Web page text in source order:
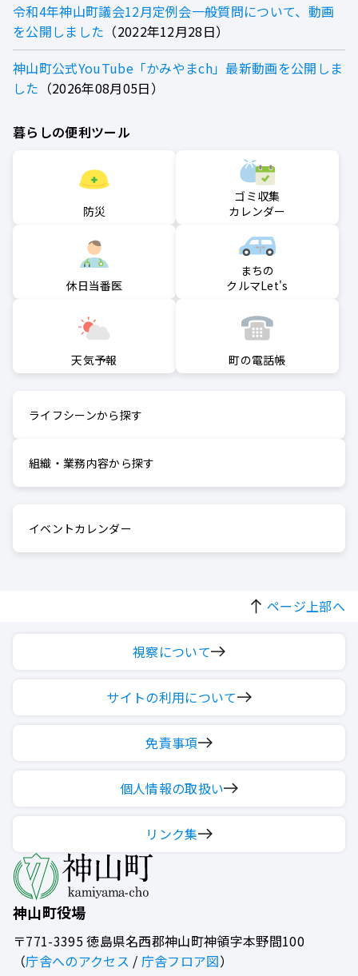
令和4年神山町議会12月定例会一般質問について、動画
を公開しました
2022年12月28日
神山町公式YouTube「かみやまch」最新動画を公開しま
した
2026年08月05日
暮らしの便利ツール
防災
ゴミ収集
カレンダー
休日当番医
まちの
クルマLet's
天気予報 町の電話帳
ライフシーンから探す
組織・業務内容から探す
イベントカレンダー
ページ上部へ
神山町役場
〒771-3395徳島県名西郡神山町神領字本野間100
（庁舎へのアクセス / 庁舎フロア図）
視察について
サイトの利用について
免責事項
個人情報の取扱い
リンク集